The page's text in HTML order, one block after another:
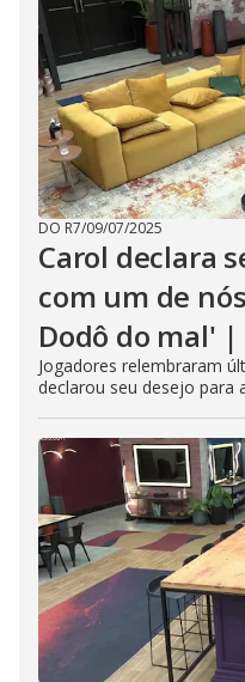
DO R7/09/07/2025
Carol declara
com um de
Dodô do mal'
Jogadores relembraram
declarou seu desejo para